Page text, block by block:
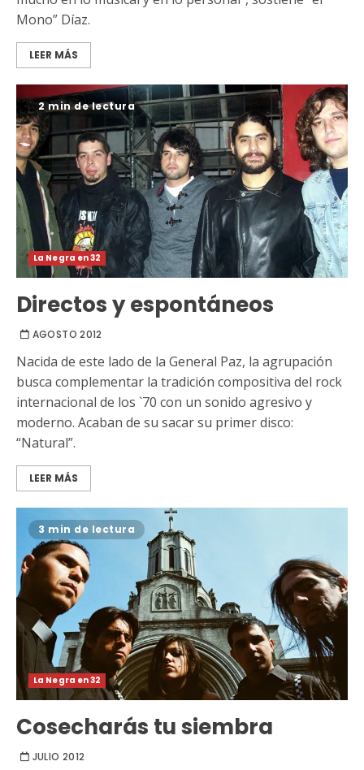
Mono” Díaz.
LEER MÁS
2 min de lectura
La Negra en 32
Directos y espontáneos
AGOSTO 2012
Nacida de este lado de la General Paz, la agrupación
busca complementar la tradición compositiva del rock
internacional de los `70 con un sonido agresivo y
moderno. Acaban de su sacar su primer disco:
“Natural”.
LEER MÁS
3 min de lectura
La Negra en 32
Cosecharás tu siembra
JULIO 2012